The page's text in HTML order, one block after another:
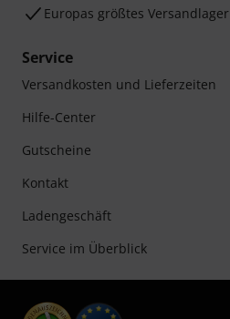
Europas größtes Versandlager
Service
Versandkosten und Lieferzeiten
Hilfe-Center
Gutscheine
Kontakt
Ladengeschäft
Service im Überblick